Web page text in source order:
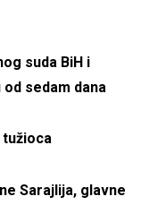
suda BiH i
sedam dana
Sarajlija, glavne